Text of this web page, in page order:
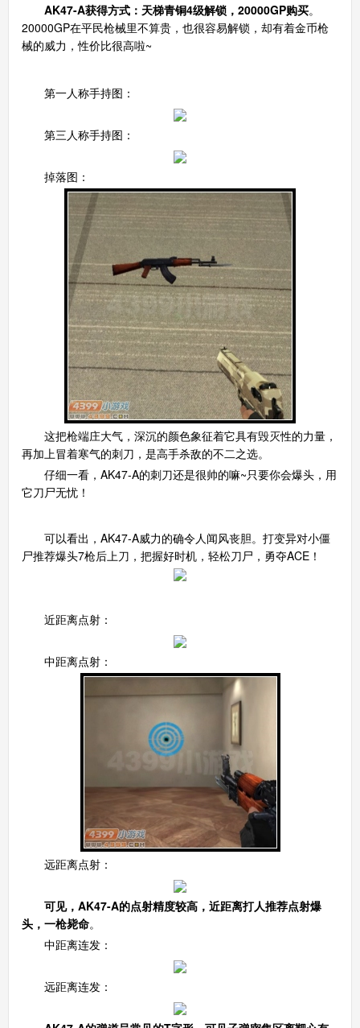
生死狙击手机版 搜
AK47-A获得方式：天梯青铜4级解锁，20000GP购买。
20000GP在平民枪械里不算贵，也很容易解锁，却有着金币枪
械的威力，性价比很高啦~
第一人称手持图：
第三人称手持图：
掉落图：
这把枪端庄大气，深沉的颜色象征着它具有毁灭性的力量，
再加上冒着寒气的刺刀，是高手杀敌的不二之选。
仔细一看，AK47-A的刺刀还是很帅的嘛~只要你会爆头，用
它刀尸无忧！
可以看出，AK47-A威力的确令人闻风丧胆。打变异对小僵
尸推荐爆头7枪后上刀，把握好时机，轻松刀尸，勇夺ACE！
近距离点射：
中距离点射：
远距离点射：
可见，AK47-A的点射精度较高，近距离打人推荐点射爆
头，一枪毙命。
中距离连发：
远距离连发：